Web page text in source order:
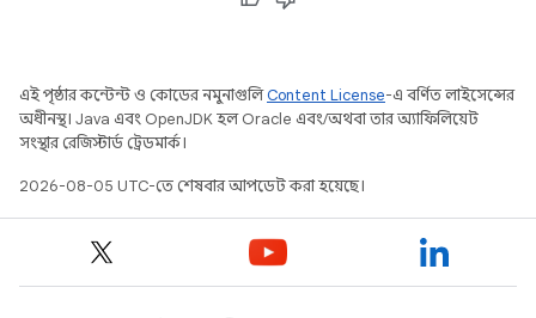
এই পৃষ্ঠার কন্টেন্ট ও কোডের নমুনাগুলিContent License-এ বর্ণিত লাইসেন্সের
অধীনস্থ। Java এবং OpenJDK হল Oracle এবং/অথবা তার অ্যাফিলিয়েট
সংস্থার রেজিস্টার্ড ট্রেডমার্ক।
2026-08-05 UTC-তে শেষবার আপডেট করা হয়েছে।